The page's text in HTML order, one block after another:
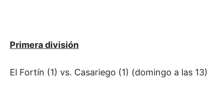
Primera división
El Fortín (1) vs. Casariego (1) (domingo a las 13)